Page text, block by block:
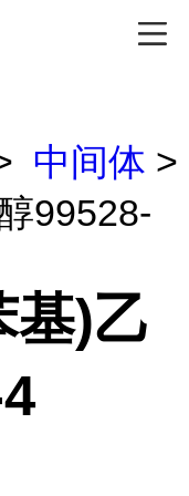
中间体 >
99528-
基)乙